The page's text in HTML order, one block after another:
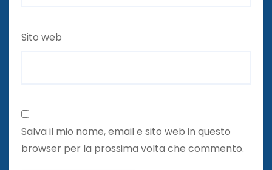
Sito web
Salva il mio nome, email e sito web in questo
browser per la prossima volta che commento.